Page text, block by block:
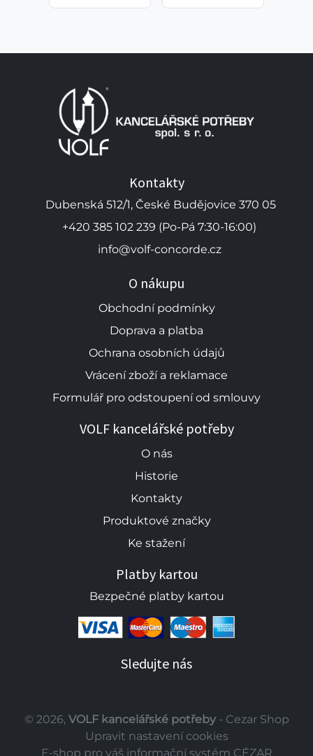
Kontakty
Dubenská 512/1, České Budějovice 370 05
+420 385 102 239 (Po-Pá 7:30-16:00)
info@volf-concorde.cz
O nákupu
Obchodní podmínky
Doprava a platba
Ochrana osobních údajů
Vrácení zboží a reklamace
Formulář pro odstoupení od smlouvy
VOLF kancelářské potřeby
O nás
Historie
Kontakty
Produktové značky
Ke stažení
Platby kartou
Bezpečné platby kartou
Sledujte nás
© 2026, VOLF kancelářské potřeby- Cezar Shop
Upravit nastavení cookies
E-shop pro váš informační systém CÉZAR